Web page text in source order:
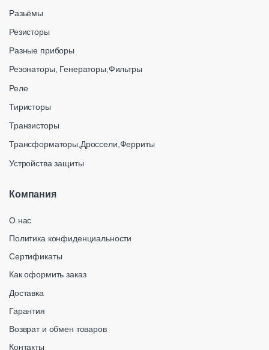
Разьёмы
Резисторы
Разные приборы
Резонаторы, Генераторы,Фильтры
Реле
Тиристоры
Транзисторы
Трансформаторы,Дроссели,Ферриты
Устройства защиты
Компания
О нас
Политика конфиденциальности
Сертификаты
Как оформить заказ
Доставка
Гарантия
Возврат и обмен товаров
Контакты